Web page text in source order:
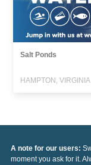
Salt Ponds
HAMPTON, VIRGINIA
A note for our users:
moment you ask for it.